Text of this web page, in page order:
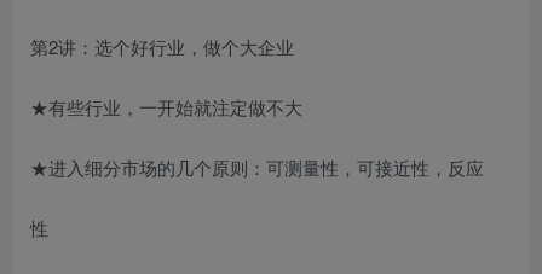
第2讲：选个好行业，做个大企业
★有些行业，一开始就注定做不大
★进入细分市场的几个原则：可测量性，可接近性，反应
性